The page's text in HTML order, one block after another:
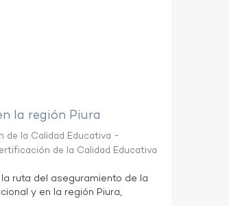
la región Piura
de la Calidad Educativa -
de la Calidad Educativa
ruta del aseguramiento de la
y en la región Piura,